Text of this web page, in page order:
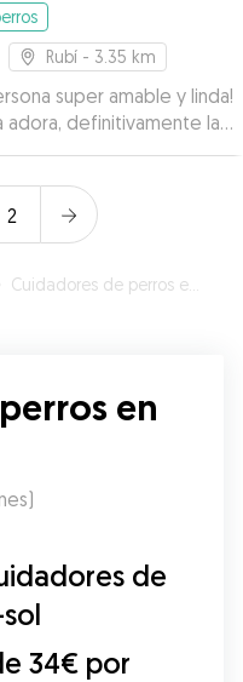
Rubí - 3.35 km
super amable y linda!
adora, definitivamente la
y responsable!! 10
2
Cuidadores de perros en Mira-sol
en
)
de
34€ por